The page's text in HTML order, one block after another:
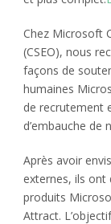
Chez Microsoft
(CSEO), nous
façons de
humaines
de recrutement
d’embauche de
Après avoir
externes, ils ont
produits
Attract.